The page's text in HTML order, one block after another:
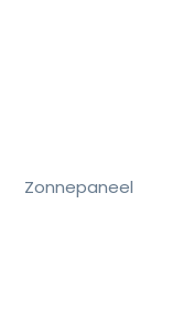
Zonnepaneel